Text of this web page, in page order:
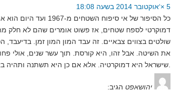
5 ×‘אוקטובר 2014 בשעה 18:08
כל הסיפור של אי סיפוח השטחים
דמוקרטי לספח שטחים, אז פשוט אומרים שהם לא חלק
שולטים בצווים צבאיים. זה עבד המון המון זמן. בדיעבד,
את השיטה. אבל זהו, היא קורסת. תוך עשר שנים, אולי
יהושאפט הגיב: